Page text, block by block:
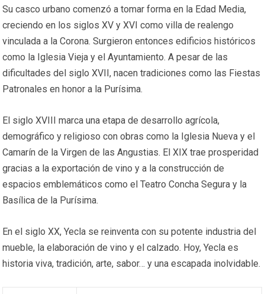
Su casco urbano comenzó a tomar forma en la Edad Media,
creciendo en los siglos XV y XVI como villa de realengo
vinculada a la Corona. Surgieron entonces edificios históricos
como la Iglesia Vieja y el Ayuntamiento. A pesar de las
dificultades del siglo XVII, nacen tradiciones como las Fiestas
Patronales en honor a la Purísima.
El siglo XVIII marca una etapa de desarrollo agrícola,
demográfico y religioso con obras como la Iglesia Nueva y el
Camarín de la Virgen de las Angustias. El XIX trae prosperidad
gracias a la exportación de vino y a la construcción de
espacios emblemáticos como el Teatro Concha Segura y la
Basílica de la Purísima.
En el siglo XX, Yecla se reinventa con su potente industria del
mueble, la elaboración de vino y el calzado. Hoy, Yecla es
historia viva, tradición, arte, sabor… y una escapada inolvidable.